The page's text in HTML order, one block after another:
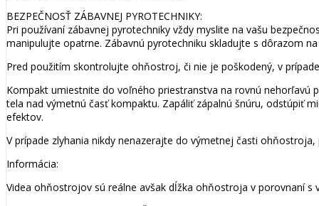
BEZPEČNOSŤ ZÁBAVNEJ PYROTECHNIKY:
Pri používaní zábavnej pyrotechniky vždy myslite na vašu
manipulujte opatrne. Zábavnú pyrotechniku skladujte s dôrazom
Pred použitím skontrolujte ohňostroj, či nie je poškodený, v
Kompakt umiestnite do voľného priestranstva na rovnú
tela nad výmetnú časť kompaktu. Zapáliť zápalnú šnúru, odstúpiť
efektov.
V prípade zlyhania nikdy nenazerajte do výmetnej časti
Informácia:
Videa ohňostrojov sú reálne avšak dĺžka ohňostroja v porovnaní